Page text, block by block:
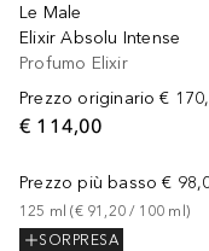
Le Male
Elixir Absolu Intense
Profumo Elixir
Prezzo originario €
€ 114,00
Prezzo più basso €
125 ml (€ 91,20 / 100 ml)
SORPRESA